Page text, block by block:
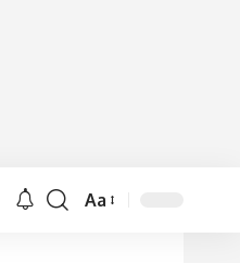
Lettergrootte
Aa